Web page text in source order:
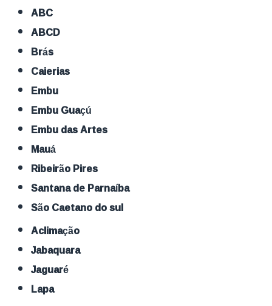
ABC
ABCD
Brás
Caierias
Embu
Embu Guaçú
Embu das Artes
Mauá
Ribeirão Pires
Santana de Parnaíba
São Caetano do sul
Aclimação
Jabaquara
Jaguaré
Lapa